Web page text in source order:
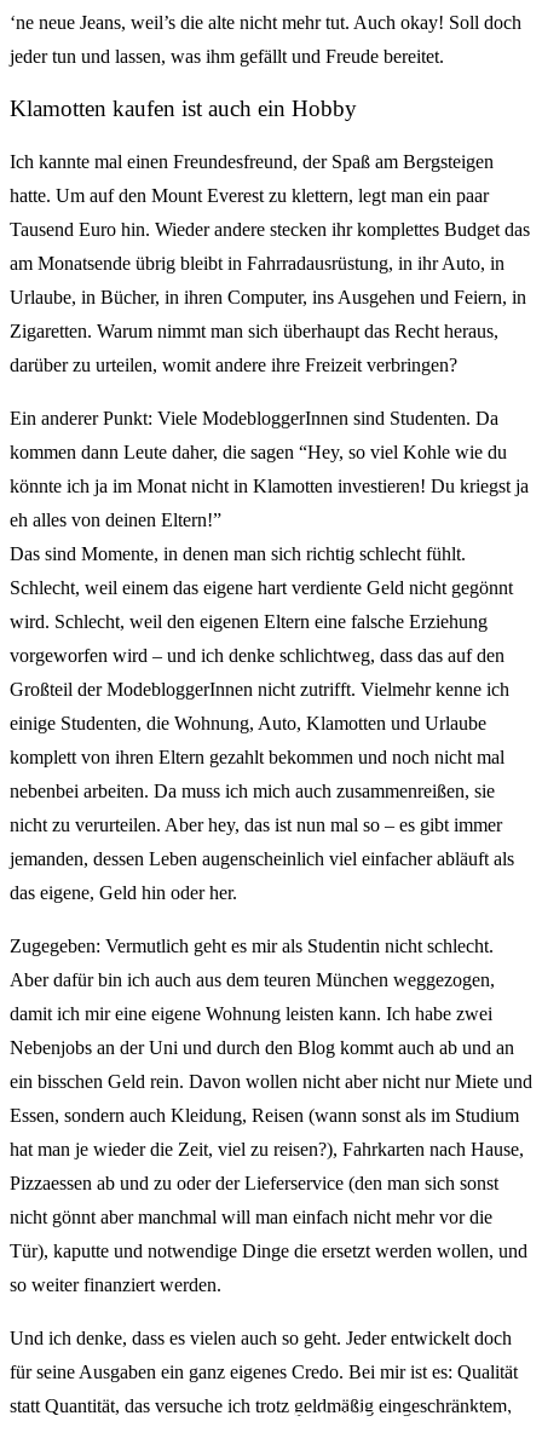
mit dem Zug von
Wandern, Surfen,
Sightseeing,
ein Roadtrip
> zu allen
‘ne neue Jeans, weil’s die alte nicht mehr tut. Auch okay! Soll doch
jeder tun und lassen, was ihm gefällt und Freude bereitet.
Klamotten kaufen ist auch ein Hobby
Ich kannte mal einen Freundesfreund, der Spaß am Bergsteigen
hatte. Um auf den Mount Everest zu klettern, legt man ein paar
Tausend Euro hin. Wieder andere stecken ihr komplettes Budget das
am Monatsende übrig bleibt in Fahrradausrüstung, in ihr Auto, in
Urlaube, in Bücher, in ihren Computer, ins Ausgehen und Feiern, in
Zigaretten. Warum nimmt man sich überhaupt das Recht heraus,
darüber zu urteilen, womit andere ihre Freizeit verbringen?
Ein anderer Punkt: Viele ModebloggerInnen sind Studenten. Da
kommen dann Leute daher, die sagen “Hey, so viel Kohle wie du
könnte ich ja im Monat nicht in Klamotten investieren! Du kriegst ja
eh alles von deinen Eltern!”
Das sind Momente, in denen man sich richtig schlecht fühlt.
Schlecht, weil einem das eigene hart verdiente Geld nicht gegönnt
wird. Schlecht, weil den eigenen Eltern eine falsche Erziehung
vorgeworfen wird – und ich denke schlichtweg, dass das auf den
Großteil der ModebloggerInnen nicht zutrifft. Vielmehr kenne ich
einige Studenten, die Wohnung, Auto, Klamotten und Urlaube
komplett von ihren Eltern gezahlt bekommen und noch nicht mal
nebenbei arbeiten. Da muss ich mich auch zusammenreißen, sie
nicht zu verurteilen. Aber hey, das ist nun mal so – es gibt immer
jemanden, dessen Leben augenscheinlich viel einfacher abläuft als
das eigene, Geld hin oder her.
Zugegeben: Vermutlich geht es mir als Studentin nicht schlecht.
Aber dafür bin ich auch aus dem teuren München weggezogen,
damit ich mir eine eigene Wohnung leisten kann. Ich habe zwei
Nebenjobs an der Uni und durch den Blog kommt auch ab und an
ein bisschen Geld rein. Davon wollen nicht aber nicht nur Miete und
Essen, sondern auch Kleidung, Reisen (wann sonst als im Studium
hat man je wieder die Zeit, viel zu reisen?), Fahrkarten nach Hause,
Pizzaessen ab und zu oder der Lieferservice (den man sich sonst
nicht gönnt aber manchmal will man einfach nicht mehr vor die
Tür), kaputte und notwendige Dinge die ersetzt werden wollen, und
so weiter finanziert werden.
Und ich denke, dass es vielen auch so geht. Jeder entwickelt doch
für seine Ausgaben ein ganz eigenes Credo. Bei mir ist es: Qualität
statt Quantität, das versuche ich trotz geldmäßig eingeschränktem,